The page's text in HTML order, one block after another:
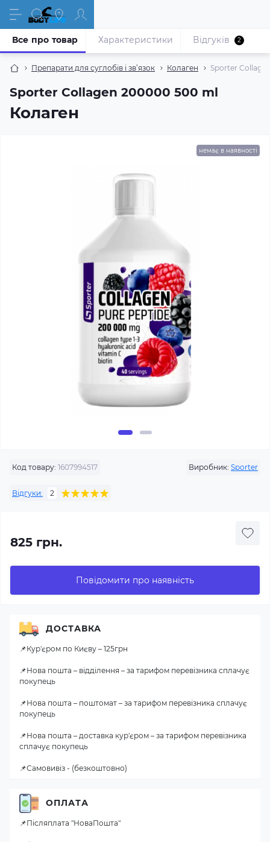
Препарати для суглобів і зв’язок Колаген Sporter
Sporter Collagen 200000 500 ml
Колаген
Все про товар Характеристики Відгуків 2
немає в наявності
Код товару: 1607994517 Виробник: Sporter
Відгуки: 2
825 грн.
Повідомити про наявність
ДОСТАВКА
📌Кур'єром по Києву – 125грн
📌Нова пошта – відділення – за тарифом перевізника сплачує
покупець
📌Нова пошта – поштомат – за тарифом перевізника сплачує
покупець
📌Нова пошта – доставка кур'єром – за тарифом перевізника
сплачує покупець
📌Самовивіз - (безкоштовно)
ОПЛАТА
📌Післяплата "НоваПошта"